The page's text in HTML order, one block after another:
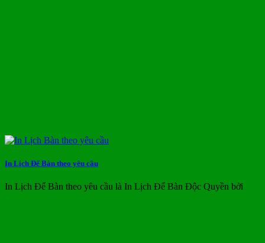
In Lịch Để Bàn theo yêu cầu
In Lịch Để Bàn theo yêu cầu là In Lịch Để Bàn Độc Quyền bởi